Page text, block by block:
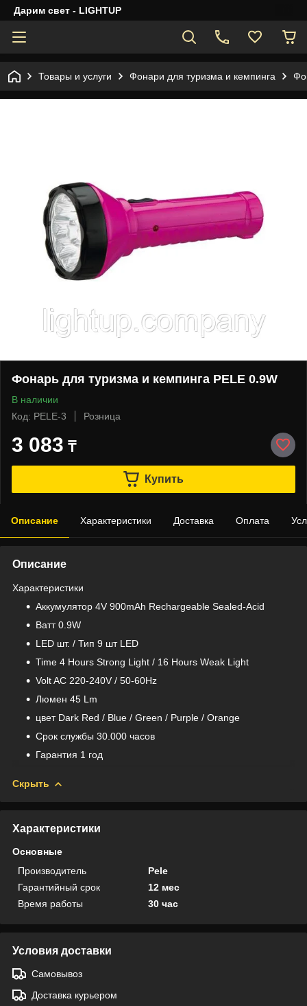
Дарим свет - LIGHTUP
Товары и услуги Фонари для туризма и кемпинга
Фонарь для туризма и кемпинга PELE 0.9W
В наличии
Код: PELE-3
Розница
3 083 ₸
Купить
Описание Характеристики Доставка Оплата
Описание
Характеристики
Aккумулятор 4V 900mAh Rechargeable Sealed-Acid
Bатт 0.9W
LED шт. / Тип 9 шт LED
Time 4 Hours Strong Light / 16 Hours Weak Light
Volt AC 220-240V / 50-60Hz
Люмен 45 Lm
цвет Dark Red / Blue / Green / Purple / Orange
Срок службы 30.000 часов
Гарантия 1 год
Скрыть
Характеристики
Основные
Производитель
Pele
Гарантийный срок
12 мес
Время работы
30 час
Условия доставки
Самовывоз
Доставка курьером